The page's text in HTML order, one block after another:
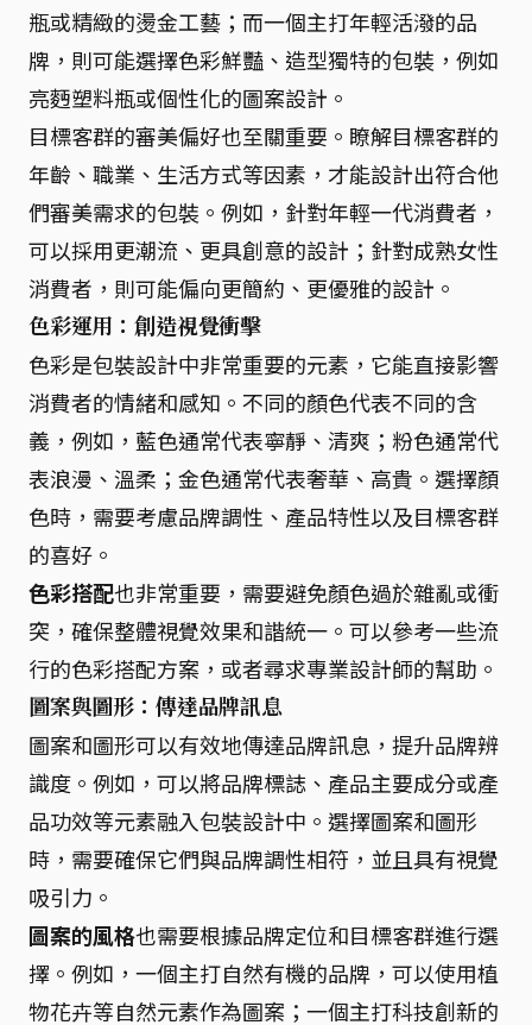
瓶或精緻的燙金工藝；而一個主打年輕活潑的品
牌，則可能選擇色彩鮮豔、造型獨特的包裝，例如
亮麪塑料瓶或個性化的圖案設計。
目標客群的審美偏好也至關重要。瞭解目標客群的
年齡、職業、生活方式等因素，才能設計出符合他
們審美需求的包裝。例如，針對年輕一代消費者，
可以採用更潮流、更具創意的設計；針對成熟女性
消費者，則可能偏向更簡約、更優雅的設計。
色彩運用：創造視覺衝擊
色彩是包裝設計中非常重要的元素，它能直接影響
消費者的情緒和感知。不同的顏色代表不同的含
義，例如，藍色通常代表寧靜、清爽；粉色通常代
表浪漫、溫柔；金色通常代表奢華、高貴。選擇顏
色時，需要考慮品牌調性、產品特性以及目標客群
的喜好。
色彩搭配也非常重要，需要避免顏色過於雜亂或衝
突，確保整體視覺效果和諧統一。可以參考一些流
行的色彩搭配方案，或者尋求專業設計師的幫助。
圖案與圖形：傳達品牌訊息
圖案和圖形可以有效地傳達品牌訊息，提升品牌辨
識度。例如，可以將品牌標誌、產品主要成分或產
品功效等元素融入包裝設計中。選擇圖案和圖形
時，需要確保它們與品牌調性相符，並且具有視覺
吸引力。
圖案的風格也需要根據品牌定位和目標客群進行選
擇。例如，一個主打自然有機的品牌，可以使用植
物花卉等自然元素作為圖案；一個主打科技創新的